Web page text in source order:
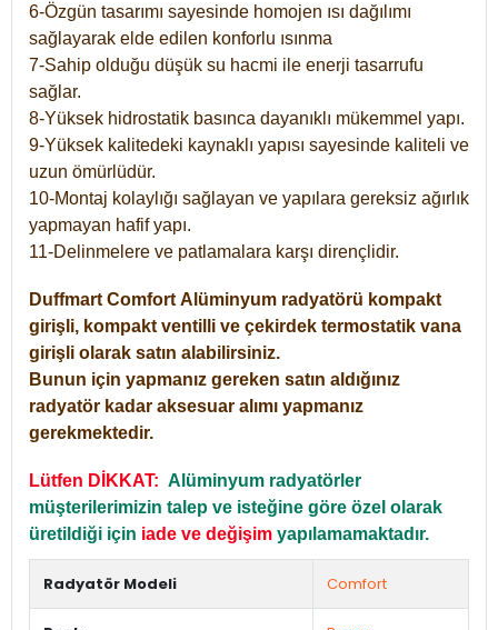
6-Özgün tasarımı sayesinde homojen ısı dağılımı
sağlayarak elde edilen konforlu ısınma
7-Sahip olduğu düşük su hacmi ile enerji tasarrufu
sağlar.
8-Yüksek hidrostatik basınca dayanıklı mükemmel yapı.
9-Yüksek kalitedeki kaynaklı yapısı sayesinde kaliteli ve
uzun ömürlüdür.
10-Montaj kolaylığı sağlayan ve yapılara gereksiz ağırlık
yapmayan hafif yapı.
11-Delinmelere ve patlamalara karşı dirençlidir.
Duffmart Comfort Alüminyum radyatörü kompakt
girişli, kompakt ventilli ve çekirdek termostatik vana
girişli olarak satın alabilirsiniz.
Bunun için yapmanız gereken satın aldığınız
radyatör kadar aksesuar alımı yapmanız
gerekmektedir.
Lütfen DİKKAT: Alüminyum radyatörler
müşterilerimizin talep ve isteğine göre özel olarak
üretildiği için iade ve değişim yapılamamaktadır.
Radyatör Modeli Comfort